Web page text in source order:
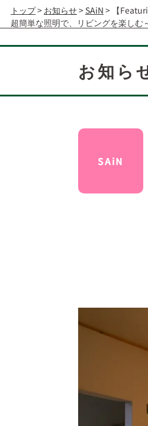
トップ> お知らせ> SAiN > 【
超簡単な照明で、リビングを楽しむ
お知ら
SAiN